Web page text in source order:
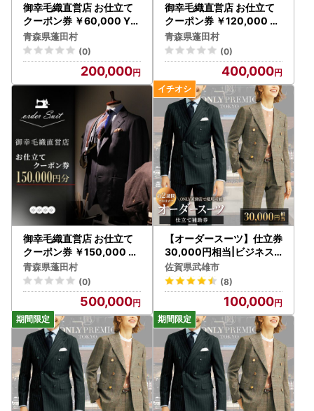
御幸毛織直営店 お仕立て
クーポン券 ￥60,000 YS
004_旅行券・チケット _
【1593294】
青森県蓬田村
(0)
200,000
御幸毛織直営店 お仕立て
クーポン券 ￥120,000 Y
S006_旅行券・チケット _
【1593298】
青森県蓬田村
(0)
400,000
御幸毛織直営店 お仕立て
クーポン券 ￥150,000 Y
S007_旅行券・チケット _
【1593299】
青森県蓬田村
(0)
500,000
【オーダースーツ】仕立券
30,000円相当|ビジネス
スーツ メンズ[UDB002]
佐賀県武雄市
(8)
100,000